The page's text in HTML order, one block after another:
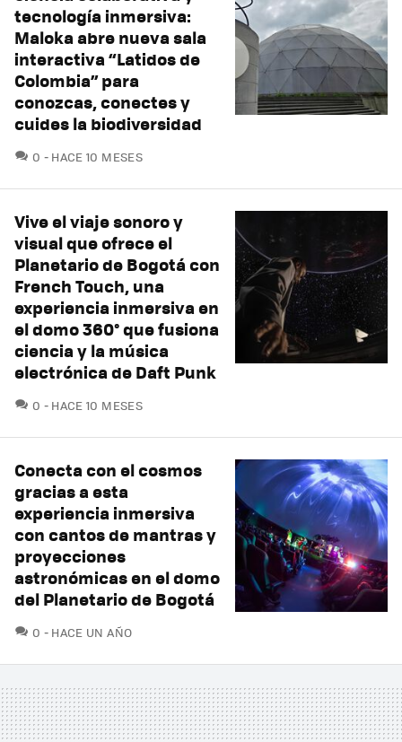
tecnología inmersiva:
Maloka abre nueva sala
interactiva “Latidos de
Colombia” para
conozcas, conectes y
cuides la biodiversidad
0 COMENTARIOS
HACE 10 MESES
Vive el viaje sonoro y
visual que ofrece el
Planetario de Bogotá con
French Touch, una
experiencia inmersiva en
el domo 360° que fusiona
ciencia y la música
electrónica de Daft Punk
0 COMENTARIOS
HACE 10 MESES
Conecta con el cosmos
gracias a esta
experiencia inmersiva
con cantos de mantras y
proyecciones
astronómicas en el domo
del Planetario de Bogotá
0 COMENTARIOS
HACE UN AÑO